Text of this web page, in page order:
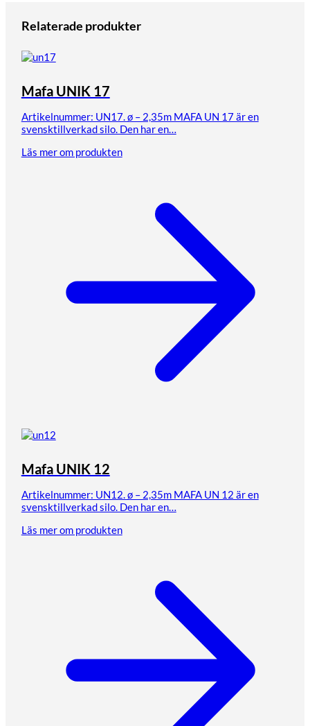
Relaterade produkter
Mafa UNIK 17
Artikelnummer: UN17. ø – 2,35m MAFA UN 17 är en
svensktillverkad silo. Den har en…
Läs mer om produkten
Mafa UNIK 12
Artikelnummer: UN12. ø – 2,35m MAFA UN 12 är en
svensktillverkad silo. Den har en…
Läs mer om produkten